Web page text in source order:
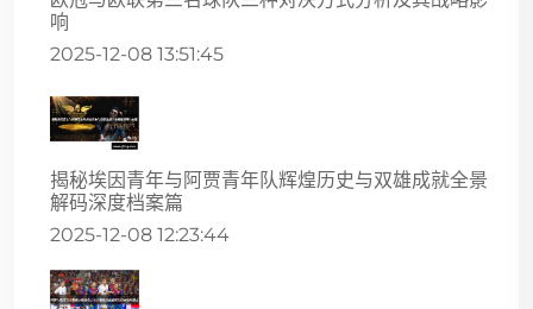
响
2025-12-08 13:51:45
揭秘埃因青年与阿贾青年队辉煌历史与双雄成就全景
解码深度档案篇
2025-12-08 12:23:44